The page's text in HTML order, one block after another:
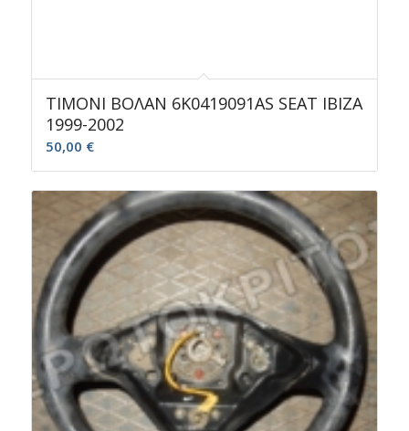
ΤΙΜΟΝΙ ΒΟΛΑΝ 6K0419091AS SEAT IBIZA
1999-2002
50,00 €